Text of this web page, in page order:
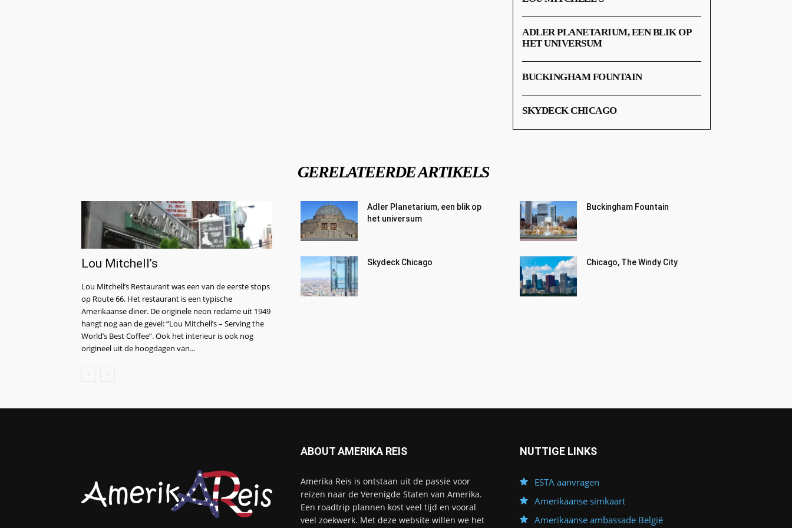
ADLER PLANETARIUM, EEN BLIK OP
HET UNIVERSUM
BUCKINGHAM FOUNTAIN
SKYDECK CHICAGO
GERELATEERDE ARTIKELS
Lou Mitchell’s
Lou Mitchell’s Restaurant was een van de eerste stops
op Route 66. Het restaurant is een typische
Amerikaanse diner. De originele neon reclame uit 1949
hangt nog aan de gevel: “Lou Mitchell’s – Serving the
World’s Best Coffee”. Ook het interieur is ook nog
origineel uit de hoogdagen van...
Adler Planetarium, een blik op
het universum
Buckingham Fountain
Skydeck Chicago Chicago, The Windy City
ABOUT AMERIKA REIS
Amerika Reis is ontstaan uit de passie voor
reizen naar de Verenigde Staten van Amerika.
Een roadtrip plannen kost veel tijd en vooral
veel zoekwerk. Met deze website willen we het
NUTTIGE LINKS
ESTA aanvragen
Amerikaanse simkaart
Amerikaanse ambassade België